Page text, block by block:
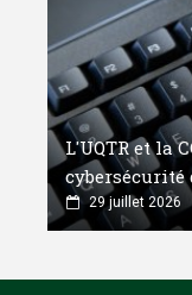
L'UQTR et la
29 juillet 2026